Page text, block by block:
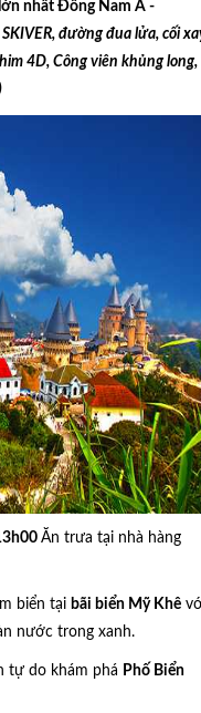
nhất Đông Nam Á -
đường đua lửa, cối
4D, Công viên khủng long,
Ăn trưa tại nhà hàng
biển tại bãi biển Mỹ Khê
nước trong xanh.
tự do khám phá Phố Biển